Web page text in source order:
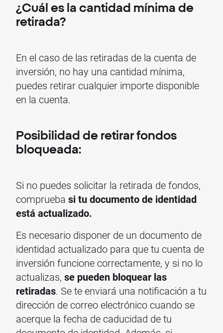
¿Cuál es la cantidad mínima de
retirada?
En el caso de las retiradas de la cuenta de
inversión, no hay una cantidad mínima,
puedes retirar cualquier importe disponible
en la cuenta.
Posibilidad de retirar fondos
bloqueada:
Si no puedes solicitar la retirada de fondos,
comprueba si tu documento de identidad
está actualizado.
Es necesario disponer de un documento de
identidad actualizado para que tu cuenta de
inversión funcione correctamente, y si no lo
actualizas, se pueden bloquear las
retiradas. Se te enviará una notificación a tu
dirección de correo electrónico cuando se
acerque la fecha de caducidad de tu